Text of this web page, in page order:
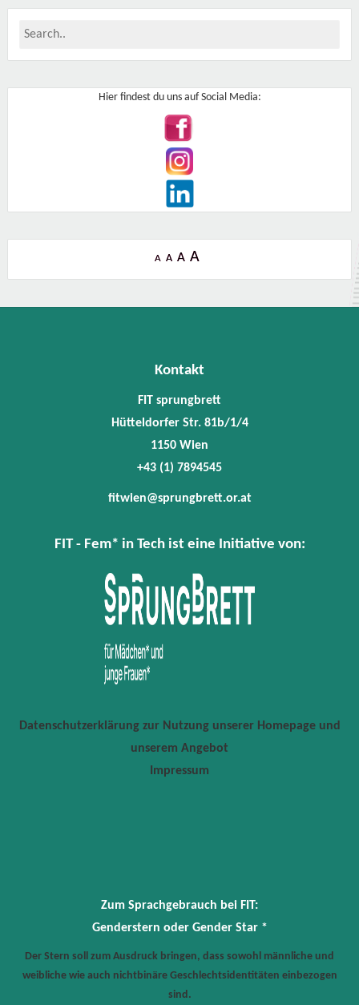
Hier findest du uns auf Social Media:
A A A A
Kontakt
FIT sprungbrett
Hütteldorfer Str. 81b/1/4
1150 Wien
+43 (1) 7894545
fitwien@sprungbrett.or.at
FIT - Fem* in Tech ist eine Initiative von:
Datenschutzerklärung zur Nutzung unserer Homepage und
unserem Angebot
Impressum
Zum Sprachgebrauch bei FIT:
Genderstern oder Gender Star *
Der Stern soll zum Ausdruck bringen, dass sowohl männliche und
weibliche wie auch nichtbinäre Geschlechtsidentitäten einbezogen
sind.